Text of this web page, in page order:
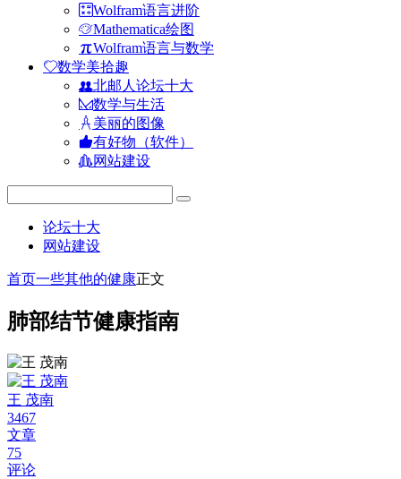
Wolfram语言进阶
Mathematica绘图
Wolfram语言与数学
数学美拾趣
北邮人论坛十大
数学与生活
美丽的图像
有好物（软件）
网站建设
论坛十大
网站建设
首页一些其他的健康正文
肺部结节健康指南
王 茂南
3467
文章
75
评论